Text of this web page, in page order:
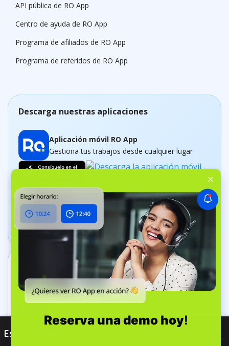
API pública de RO App
Centro de ayuda de RO App
Programa de afiliados de RO App
Programa de referidos de RO App
Descarga nuestras aplicaciones
Aplicación móvil RO App
Gestiona tus trabajos desde cualquier lugar
Aplicación Dashboard
Realiza un control del negocio en tiempo real
Póngase en contacto
+34 960 730 303
Calle Bell Yard 7, WC2A 2JR Londres, Reino Unido
×
Ese sitio web utiliza cookies